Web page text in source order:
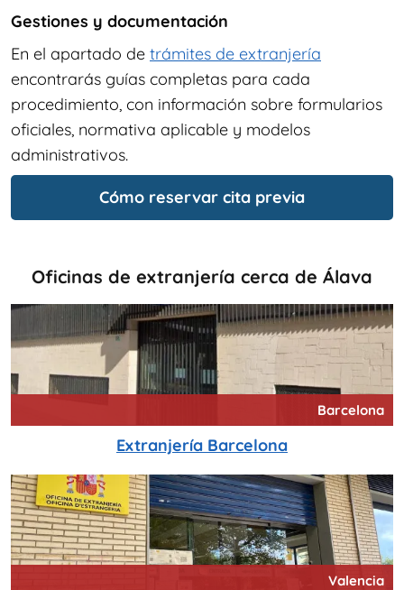
Gestiones y documentación
En el apartado de trámites de extranjería
encontrarás guías completas para cada
procedimiento, con información sobre formularios
oficiales, normativa aplicable y modelos
administrativos.
Cómo reservar cita previa
Oficinas de extranjería cerca de Álava
Barcelona
Extranjería Barcelona
Valencia